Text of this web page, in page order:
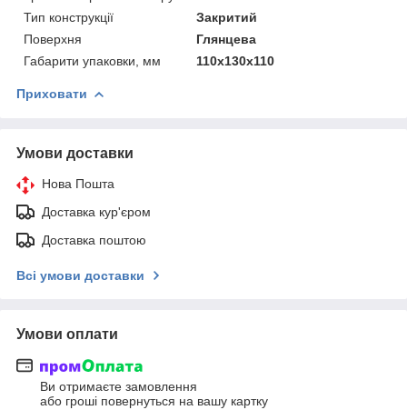
Тип конструкції
Закритий
Поверхня
Глянцева
Габарити упаковки, мм
110х130х110
Приховати
Умови доставки
Нова Пошта
Доставка кур'єром
Доставка поштою
Всі умови доставки
Умови оплати
Ви отримаєте замовлення
або гроші повернуться на вашу картку